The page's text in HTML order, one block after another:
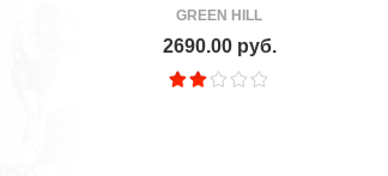
GREEN HILL
2690.00 руб.